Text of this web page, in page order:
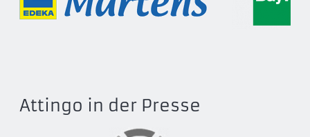
Attingo in der Presse